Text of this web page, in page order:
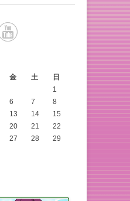
金 土
日
1
6 7
8
13 14
15
20 21
22
27 28
29